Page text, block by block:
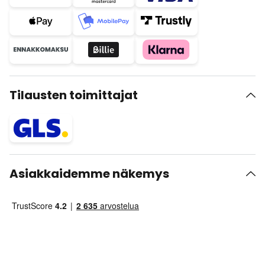
Tilausten toimittajat
Asiakkaidemme näkemys